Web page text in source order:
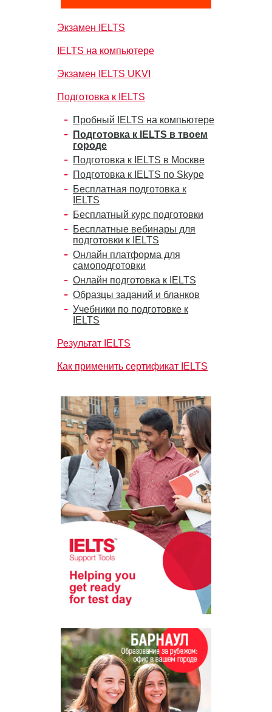
Экзамен IELTS
IELTS на компьютере
Экзамен IELTS UKVI
Подготовка к IELTS
Пробный IELTS на компьютере
Подготовка к IELTS в твоем
городе
Подготовка к IELTS в Москве
Подготовка к IELTS по Skype
Бесплатная подготовка к
IELTS
Бесплатный курс подготовки
Бесплатные вебинары для
подготовки к IELTS
Онлайн платформа для
самоподготовки
Онлайн подготовка к IELTS
Образцы заданий и бланков
Учебники по подготовке к
IELTS
Результат IELTS
Как применить сертификат IELTS